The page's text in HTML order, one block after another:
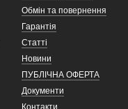
Обмін та повернення
Гарантія
Статті
Новини
ПУБЛІЧНА ОФЕРТА
Документи
Контакти